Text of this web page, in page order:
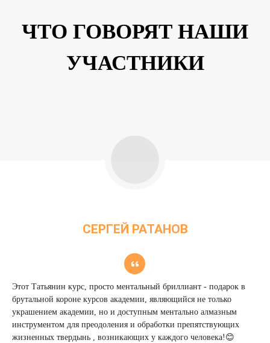
ЧТО ГОВОРЯТ НАШИ
УЧАСТНИКИ
СЕРГЕЙ РАТАНОВ
Этот Татьянин курс, просто ментальный бриллиант - подарок в
брутальной короне курсов академии, являющийся не только
украшением академии, но и доступным ментально алмазным
инструментом для преодоления и обработки препятствующих
жизненных твердынь , возникающих у каждого человека!😊